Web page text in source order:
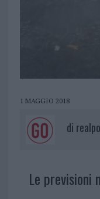
1 MAGGIO 2018
di
Le previsioni